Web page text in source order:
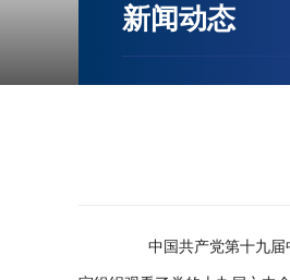
新闻动态
中国共产党第十九